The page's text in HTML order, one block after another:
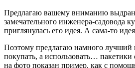
Предлагаю вашему вниманию
замечательного инженера-садовода
приглянулась его идея. А сама-то
Поэтому предлагаю намного лучший
покупать, а использовать…
на фото показан пример, как с